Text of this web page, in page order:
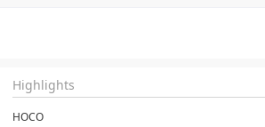
Highlights
HOCO